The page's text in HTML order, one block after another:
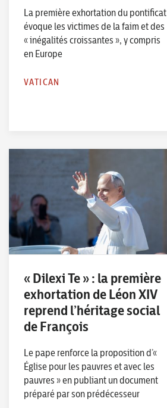
La première exhortation du pontificat
évoque les victimes de la faim et des
« inégalités croissantes », y compris
en Europe
VATICAN
« Dilexi Te » : la première
exhortation de Léon XIV
reprend l’héritage social
de François
Le pape renforce la proposition d’«
Église pour les pauvres et avec les
pauvres » en publiant un document
préparé par son prédécesseur